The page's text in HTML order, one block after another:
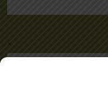
.